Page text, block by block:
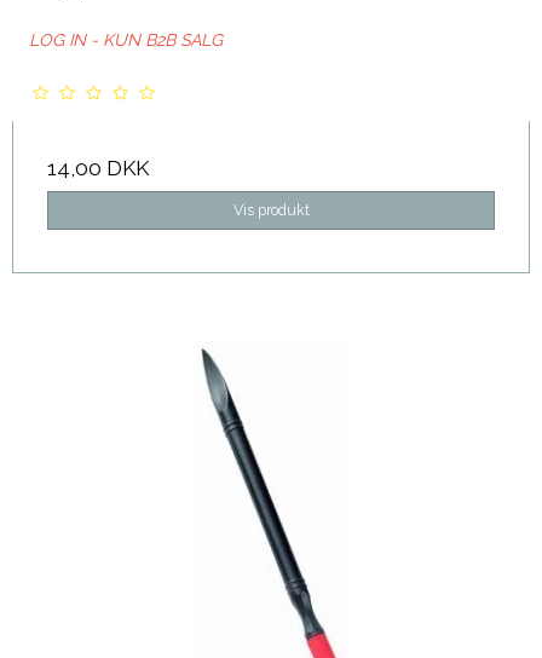
LOG IN - KUN B2B SALG
14,00 DKK
Vis produkt